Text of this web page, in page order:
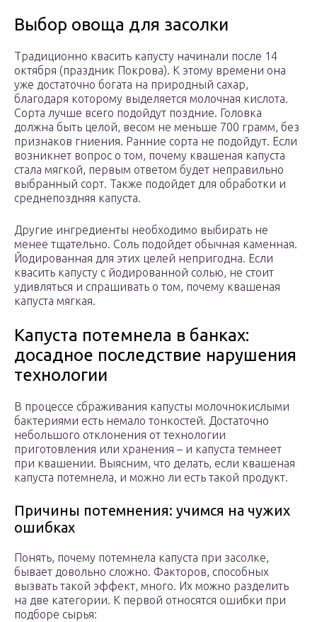
Выбор овоща для засолки
Традиционно квасить капусту начинали после 14
октября (праздник Покрова). К этому времени она
уже достаточно богата на природный сахар,
благодаря которому выделяется молочная кислота.
Сорта лучше всего подойдут поздние. Головка
должна быть целой, весом не меньше 700 грамм, без
признаков гниения. Ранние сорта не подойдут. Если
возникнет вопрос о том, почему квашеная капуста
стала мягкой, первым ответом будет неправильно
выбранный сорт. Также подойдет для обработки и
среднепоздняя капуста.
Другие ингредиенты необходимо выбирать не
менее тщательно. Соль подойдет обычная каменная.
Йодированная для этих целей непригодна. Если
квасить капусту с йодированной солью, не стоит
удивляться и спрашивать о том, почему квашеная
капуста мягкая.
Капуста потемнела в банках:
досадное последствие нарушения
технологии
В процессе сбраживания капусты молочнокислыми
бактериями есть немало тонкостей. Достаточно
небольшого отклонения от технологии
приготовления или хранения – и капуста темнеет
при квашении. Выясним, что делать, если квашеная
капуста потемнела, и можно ли есть такой продукт.
Причины потемнения: учимся на чужих
ошибках
Понять, почему потемнела капуста при засолке,
бывает довольно сложно. Факторов, способных
вызвать такой эффект, много. Их можно разделить
на две категории. К первой относятся ошибки при
подборе сырья: